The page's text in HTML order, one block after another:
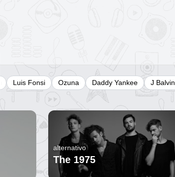
Luis Fonsi Ozuna Daddy Yankee J Balvin
alternativo
The 1975